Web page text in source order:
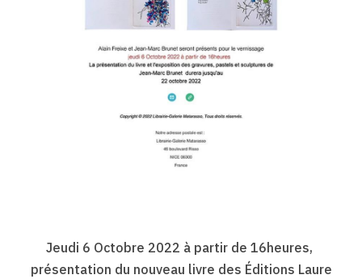
Jeudi 6 Octobre 2022 à partir de 16heures,
présentation du nouveau livre des Éditions Laure